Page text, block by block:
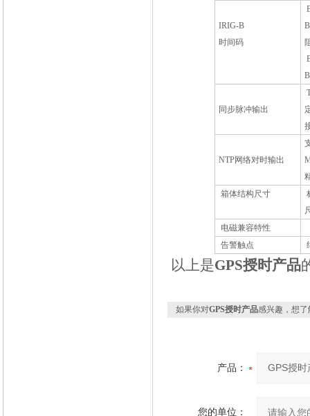
IRIG-B
时间码
B
同步脉冲输出
NTP 网络对时输出
箱体结构尺寸
电磁兼容特性
告警触点
以上是GPS授时产品
如果你对GPS授时产品感兴趣，想
产品：
您的单位：